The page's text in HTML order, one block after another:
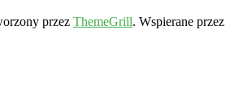
przez ThemeGrill. Wspierane przez